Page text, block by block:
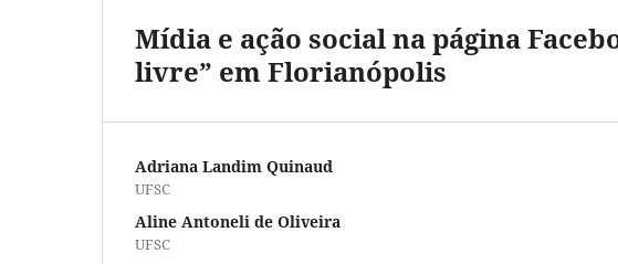
Mídia e ação social na página
livre” em Florianópolis
Adriana Landim Quinaud
UFSC
Aline Antoneli de Oliveira
UFSC